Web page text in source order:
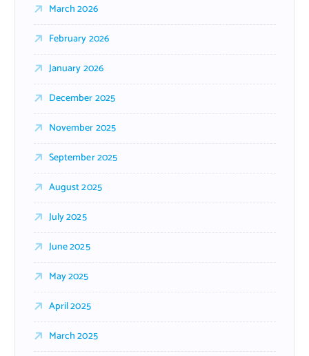
March 2026
February 2026
January 2026
December 2025
November 2025
September 2025
August 2025
July 2025
June 2025
May 2025
April 2025
March 2025